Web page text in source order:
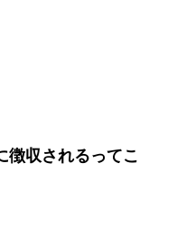
徴収されるってこ